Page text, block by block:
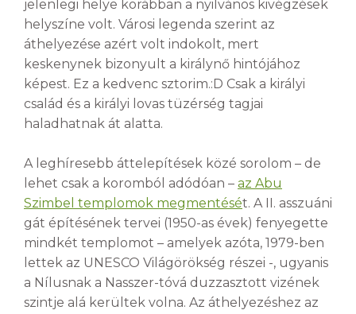
jelenlegi helye korábban a nyilvános kivégzések
helyszíne volt. Városi legenda szerint az
áthelyezése azért volt indokolt, mert
keskenynek bizonyult a királynő hintójához
képest. Ez a kedvenc sztorim.:D Csak a királyi
család és a királyi lovas tüzérség tagjai
haladhatnak át alatta.
A leghíresebb áttelepítések közé sorolom – de
lehet csak a koromból adódóan – az Abu
Szimbel templomok megmentését. A II. asszuáni
gát építésének tervei (1950-as évek) fenyegette
mindkét templomot – amelyek azóta, 1979-ben
lettek az UNESCO Világörökség részei -, ugyanis
a Nílusnak a Nasszer-tóvá duzzasztott vizének
szintje alá kerültek volna. Az áthelyezéshez az